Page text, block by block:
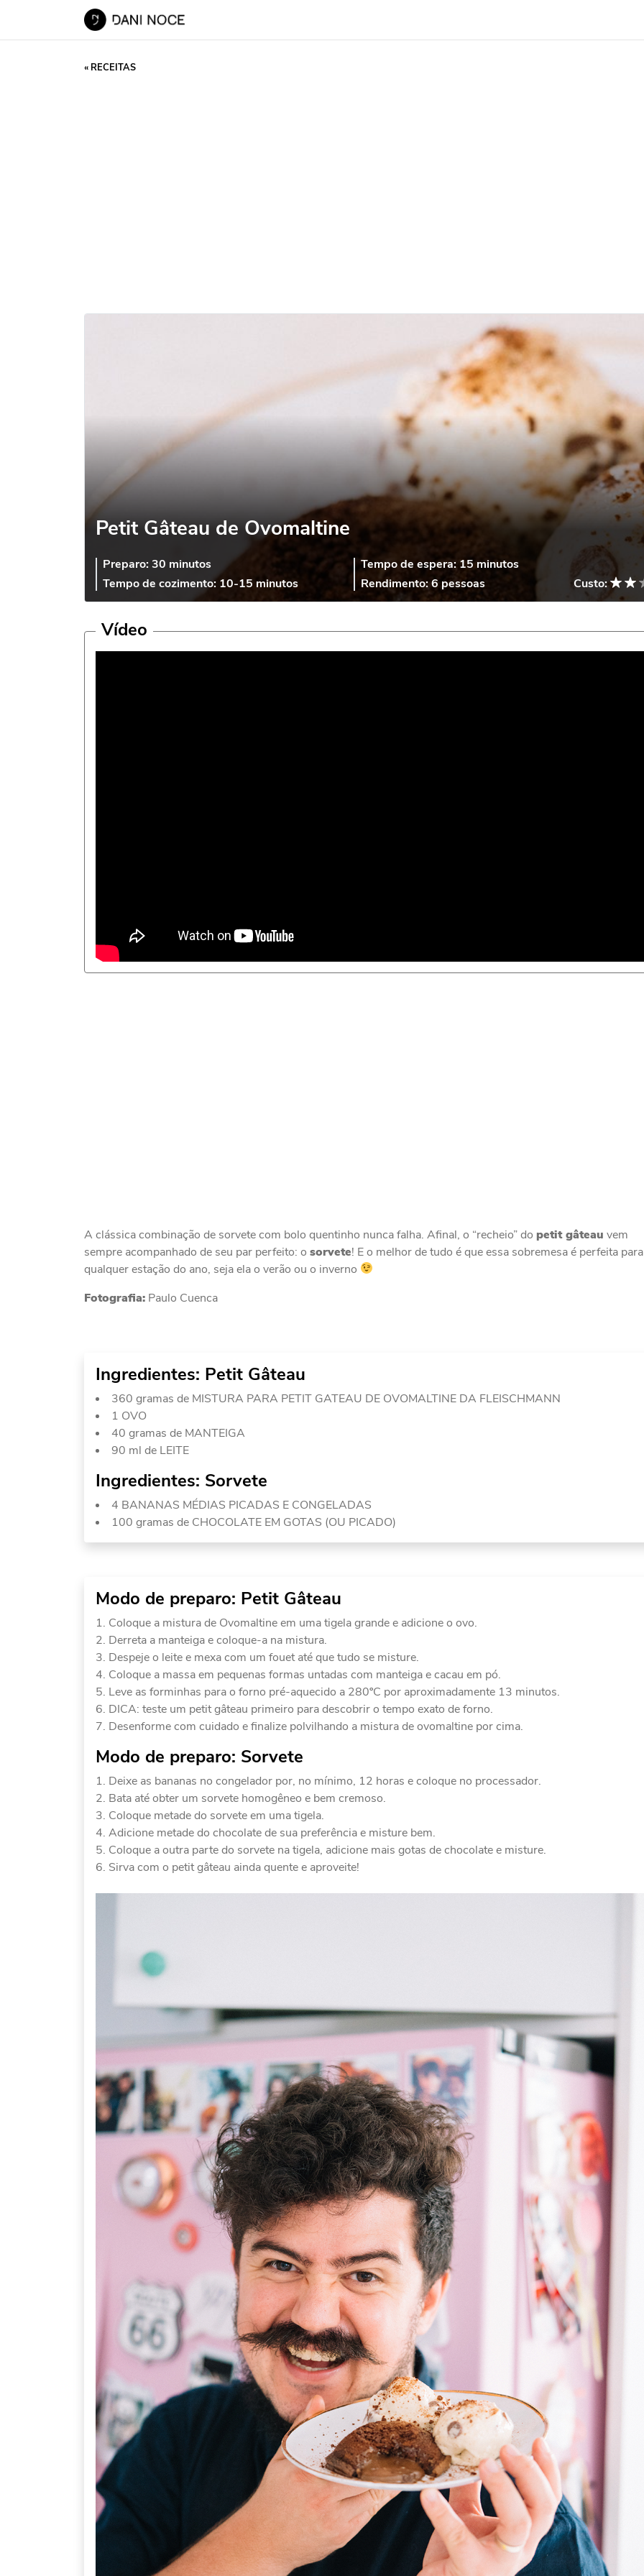
« RECEITAS
Petit Gâteau de Ovomaltine
Preparo: 30 minutos
Tempo de cozimento: 10-15 minutos
Tempo de espera: 15 minutos
Rendimento:6 pessoas Custo:
Vídeo
A clássica combinação de sorvete com bolo quentinho nunca falha. Afinal, o “recheio” do petit gâteau vem
sempre acompanhado de seu par perfeito: o sorvete! E o melhor de tudo é que essa sobremesa é perfeita para
qualquer estação do ano, seja ela o verão ou o inverno
Fotografia: Paulo Cuenca
Ingredientes: Petit Gâteau
360 gramas de MISTURA PARA PETIT GATEAU DE OVOMALTINE DA FLEISCHMANN
1 OVO
40 gramas de MANTEIGA
90 ml de LEITE
Ingredientes: Sorvete
4 BANANAS MÉDIAS PICADAS E CONGELADAS
100 gramas de CHOCOLATE EM GOTAS (OU PICADO)
Modo de preparo: Petit Gâteau
Coloque a mistura de Ovomaltine em uma tigela grande e adicione o ovo.
Derreta a manteiga e coloque-a na mistura.
Despeje o leite e mexa com um fouet até que tudo se misture.
Coloque a massa em pequenas formas untadas com manteiga e cacau em pó.
Leve as forminhas para o forno pré-aquecido a 280ºC por aproximadamente 13 minutos.
DICA: teste um petit gâteau primeiro para descobrir o tempo exato de forno.
Desenforme com cuidado e finalize polvilhando a mistura de ovomaltine por cima.
Modo de preparo: Sorvete
Deixe as bananas no congelador por, no mínimo, 12 horas e coloque no processador.
Bata até obter um sorvete homogêneo e bem cremoso.
Coloque metade do sorvete em uma tigela.
Adicione metade do chocolate de sua preferência e misture bem.
Coloque a outra parte do sorvete na tigela, adicione mais gotas de chocolate e misture.
Sirva com o petit gâteau ainda quente e aproveite!